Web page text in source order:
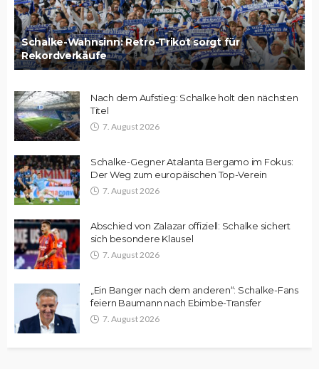
Schalke-Wahnsinn: Retro-Trikot sorgt für
Rekordverkäufe
Nach dem Aufstieg: Schalke holt den nächsten
Titel
7. August 2026
Schalke-Gegner Atalanta Bergamo im Fokus:
Der Weg zum europäischen Top-Verein
7. August 2026
Abschied von Zalazar offiziell: Schalke sichert
sich besondere Klausel
7. August 2026
„Ein Banger nach dem anderen“: Schalke-Fans
feiern Baumann nach Ebimbe-Transfer
7. August 2026